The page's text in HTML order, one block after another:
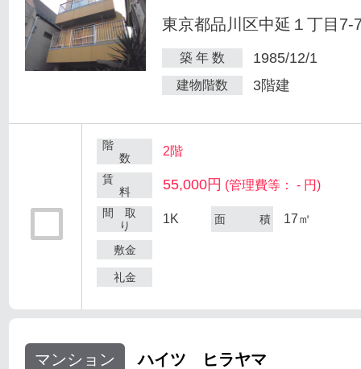
東京都品川区中延１丁目7-
築 年 数 1985/12/1
建物階数 3階建
階
数
2階
賃
料
55,000円 (管理費等： - 円)
間 取
り
1K 面 積 17㎡
敷金
礼金
マンション ハイツ ヒラヤマ